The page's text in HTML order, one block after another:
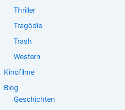
Thriller
Tragödie
Trash
Western
Kinofilme
Blog
Geschichten